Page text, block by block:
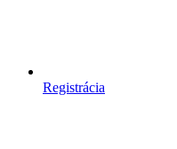
Registrácia